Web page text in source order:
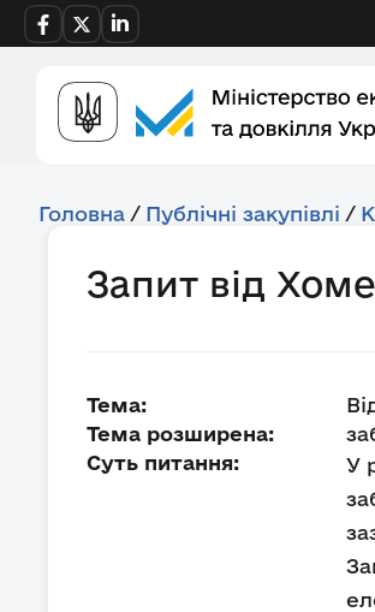
Головна / Публічні закупівлі /
Запит від
Тема:
Тема розширена:
Суть питання:
У